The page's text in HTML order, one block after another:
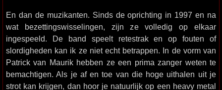
En dan de muzikanten. Sinds de oprichting in 1997 en na
wat bezettingswisselingen, zijn ze volledig op elkaar
ingespeeld. De band speelt retestrak en op fouten of
slordigheden kan ik ze niet echt betrappen. In de vorm van
Patrick van Maurik hebben ze een prima zanger weten te
bemachtigen. Als je af en toe van die hoge uithalen uit je
strot kan krijgen, dan hoor je natuurlijk op een heavy metal